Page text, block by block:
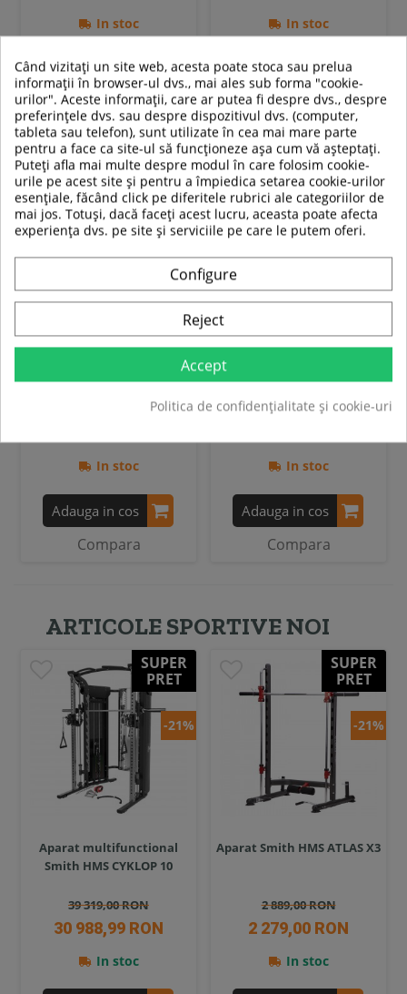
In stoc
Adauga in cos
Compara
In stoc
Adauga in cos
Compara
Geaca Moto Piele pentru
Femei W-TEC Strass
In stoc
Adauga in cos
Compara
Geaca Moto Femei Piele W-
TEC Stripe Lady Negru
In stoc
Adauga in cos
Compara
ARTICOLE SPORTIVE NOI
SUPER
PRET
-21%
Aparat multifunctional
Smith HMS CYKLOP 10
39 319,00 RON
30 988,99 RON
In stoc
SUPER
PRET
-21%
Aparat Smith HMS ATLAS X3
2 889,00 RON
2 279,00 RON
In stoc
Când vizitați un site web, acesta poate stoca sau prelua
informații în browser-ul dvs., mai ales sub forma "cookie-
urilor". Aceste informații, care ar putea fi despre dvs., despre
preferințele dvs. sau despre dispozitivul dvs. (computer,
tableta sau telefon), sunt utilizate în cea mai mare parte
pentru a face ca site-ul să funcționeze așa cum vă așteptați.
Puteți afla mai multe despre modul în care folosim cookie-
urile pe acest site și pentru a împiedica setarea cookie-urilor
esențiale, făcând click pe diferitele rubrici ale categoriilor de
mai jos. Totuși, dacă faceți acest lucru, aceasta poate afecta
experiența dvs. pe site și serviciile pe care le putem oferi.
Configure
Reject
Accept
Politica de confidențialitate și cookie-uri